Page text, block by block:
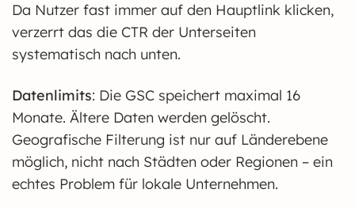
Da Nutzer fast immer auf den Hauptlink klicken,
verzerrt das die CTR der Unterseiten
systematisch nach unten.
Datenlimits: Die GSC speichert maximal 16
Monate. Ältere Daten werden gelöscht.
Geografische Filterung ist nur auf Länderebene
möglich, nicht nach Städten oder Regionen – ein
echtes Problem für lokale Unternehmen.